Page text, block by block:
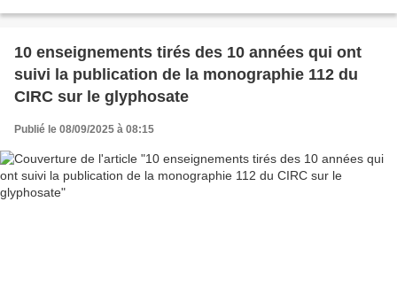
10 enseignements tirés des 10 années qui ont
suivi la publication de la monographie 112 du
CIRC sur le glyphosate
Publié le 08/09/2025 à 08:15